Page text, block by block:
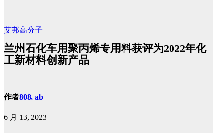
艾邦高分子
兰州石化车用聚丙烯专用料获评为2022年化
工新材料创新产品
作者808, ab
6 月 13, 2023